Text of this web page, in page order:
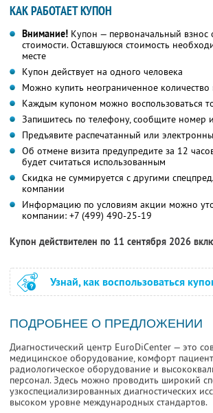
КАК РАБОТАЕТ КУПОН
Внимание! Купон — первоначальный взнос
стоимости. Оставшуюся стоимость
месте
Купон действует на одного человека
Можно купить неограниченное количество
Каждым купоном можно воспользоваться
Запишитесь по телефону, сообщите номер
Предъявите распечатанный или
Об отмене визита предупредите за 12
будет считаться использованным
Скидка не суммируется с другими
компании
Информацию по условиям акции можно
компании: +7 (499) 490-25-19
Купон действителен по 11 сентября 2026
Узнай, как воспользоваться
ПОДРОБНЕЕ О ПРЕДЛОЖЕНИИ
Диагностический центр EuroDiCenter — это
медицинское оборудование, комфорт
радиологическое оборудование и
персонал. Здесь можно проводить широкий
узкоспециализированных диагностических
высоком уровне международных стандартов.